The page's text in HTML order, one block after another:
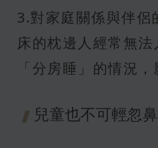
3.對家庭關係與伴侶
床的枕邊人經常無
「分房睡」的情況，
兒童也不可輕忽